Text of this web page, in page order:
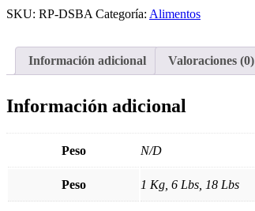
Cordero
Fresco,
Y
Súper
De
Pequeñas)
cantidad
SKU: RP-DSBA Categoría: Alimentos
Información adicional Valoraciones (0)
Información adicional
Peso N/D
Peso 1 Kg, 6 Lbs, 18 Lbs